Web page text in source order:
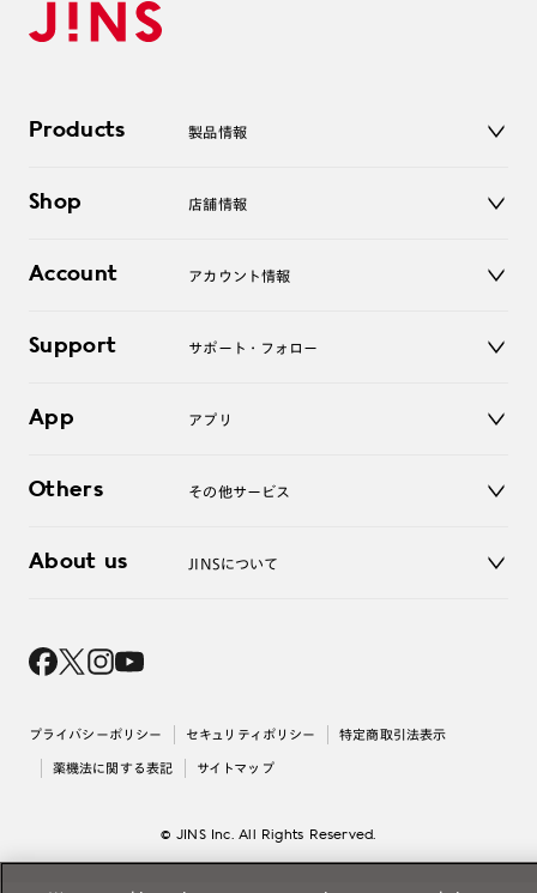
Products 製品情報
サングラス
コンタクトレンズ
アクセサリー
Shop 店舗情報
オンラインショップ
Account アカウント情報
ログアウト
Support サポート・フォロー
よくあるご質問
お問い合わせ
App アプリ
Others その他サービス
レンズ交換
About us JINSについて
採用情報
出店について
プライバシーポリシー セキュリティポリシー 特定商取引法表示
薬機法に関する表記 サイトマップ
© JINS Inc. All Rights Reserved.